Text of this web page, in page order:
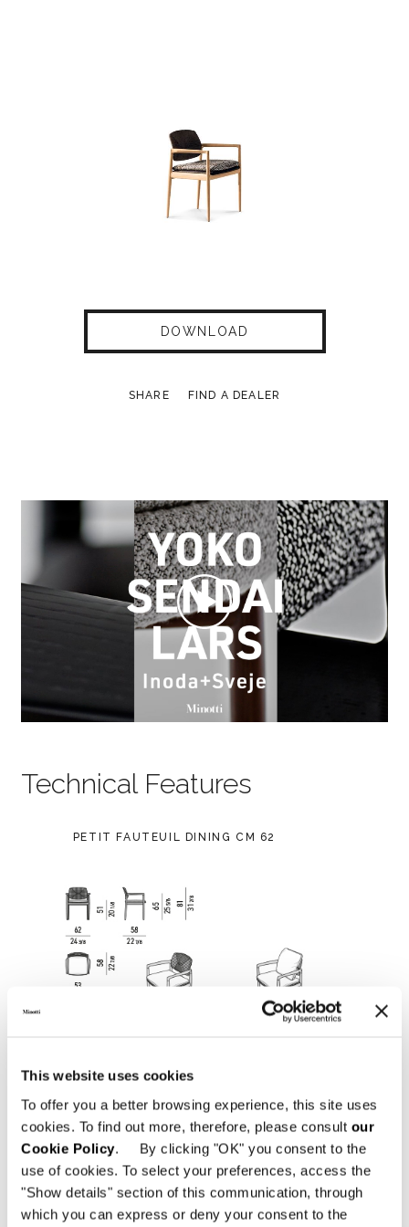
This website uses cookies
To offer you a better browsing experience, this site uses
cookies. To find out more, therefore, please consult our
Cookie Policy. By clicking "OK" you consent to the
use of cookies. To select your preferences, access the
"Show details" section of this communication, through
which you can express or deny your consent to the
DOWNLOAD
SHARE FIND A DEALER
Technical Features
PETIT FAUTEUIL DINING CM 62